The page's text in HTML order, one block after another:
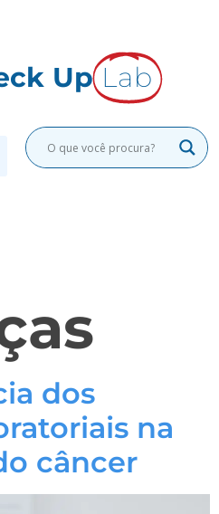
Up Lab
dos
na
câncer